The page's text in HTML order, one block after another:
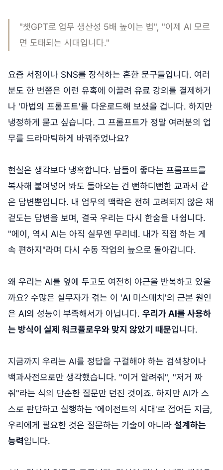
"챗GPT로 업무 생산성 5배 높이는 법", "이제 AI 모르
면 도태되는 시대입니다."
요즘 서점이나 SNS를 장식하는 흔한 문구들입니다. 여러
분도 한 번쯤은 이런 유혹에 이끌려 유료 강의를 결제하거
나 '마법의 프롬프트'를 다운로드해 보셨을 겁니다. 하지만
냉정하게 묻고 싶습니다. 그 프롬프트가 정말 여러분의 업
무를 드라마틱하게 바꿔주었나요?
현실은 생각보다 냉혹합니다. 남들이 좋다는 프롬프트를
복사해 붙여넣어 봐도 돌아오는 건 뻔하디뻔한 교과서 같
은 답변뿐입니다. 내 업무의 맥락은 전혀 고려되지 않은 채
겉도는 답변을 보며, 결국 우리는 다시 한숨을 내쉽니다.
"에이, 역시 AI는 아직 실무엔 무리네. 내가 직접 하는 게
속 편하지"라며 다시 수동 작업의 늪으로 돌아갑니다.
왜 우리는 AI를 옆에 두고도 여전히 야근을 반복하고 있을
까요? 수많은 실무자가 겪는 이 'AI 미스매치'의 근본 원인
은 AI의 성능이 부족해서가 아닙니다. 우리가 AI를 사용하
는 방식이 실제 워크플로우와 맞지 않았기 때문입니다.
지금까지 우리는 AI를 정답을 구걸해야 하는 검색창이나
백과사전으로만 생각했습니다. "이거 알려줘", "저거 짜
줘"라는 식의 단순한 질문만 던진 것이죠. 하지만 AI가 스
스로 판단하고 실행하는 '에이전트의 시대'로 접어든 지금,
우리에게 필요한 것은 질문하는 기술이 아니라 설계하는
능력입니다.